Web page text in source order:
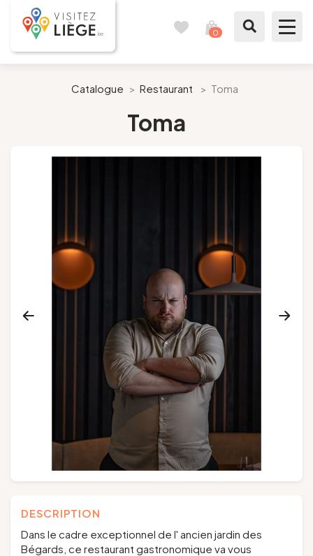
0
Préparer mon séjour
Pays de Liège
Suivez-nous
Groupes et voyagistes
FR EN NL DE
Catalogue > Restaurant > Toma
Toma
DESCRIPTION
Dans le cadre exceptionnel de l' ancien jardin des
Bégards, ce restaurant gastronomique va vous